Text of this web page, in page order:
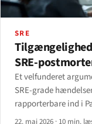
SRE
SRE-
Et velfunderet
SRE-grade
rapporterbare ind i
22. maj 2026 · 10 min.